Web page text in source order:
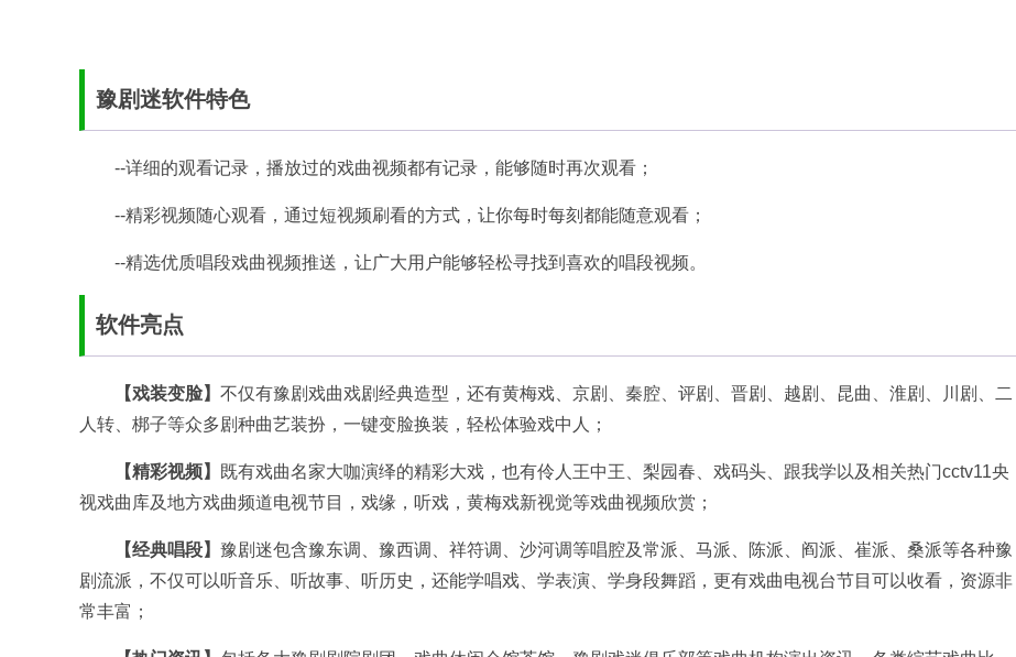
豫剧迷软件特色
--详细的观看记录，播放过的戏曲视频都有记录，能够随时再次观看；
--精彩视频随心观看，通过短视频刷看的方式，让你每时每刻都能随意观看；
--精选优质唱段戏曲视频推送，让广大用户能够轻松寻找到喜欢的唱段视频。
软件亮点
【戏装变脸】 不仅有豫剧戏曲戏剧经典造型，还有黄梅戏、京剧、秦腔、评剧、晋剧、越剧、昆曲、淮剧、川剧、二
人转、梆子等众多剧种曲艺装扮，一键变脸换装，轻松体验戏中人；
【精彩视频】
既有戏曲名家大咖演绎的精彩大戏，也有伶人王中王、梨园春、戏码头、跟我学以及相关热门cctv11央
视戏曲库及地方戏曲频道电视节目，戏缘，听戏，黄梅戏新视觉等戏曲视频欣赏；
【经典唱段】 豫剧迷包含豫东调、豫西调、祥符调、沙河调等唱腔及常派、马派、陈派、阎派、崔派、桑派等各种豫
剧流派，不仅可以听音乐、听故事、听历史，还能学唱戏、学表演、学身段舞蹈，更有戏曲电视台节目可以收看，资源非
常丰富；